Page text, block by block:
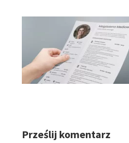
Prześlij komentarz